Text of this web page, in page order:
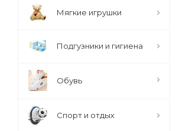
Мягкие игрушки
Подгузники и гигиена
Обувь
Спорт и отдых